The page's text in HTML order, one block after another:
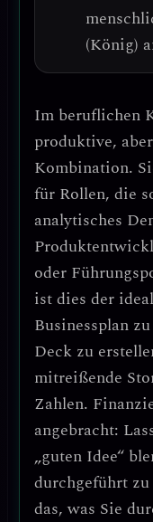
(König)
Im beruflichen
produktive,
Kombination.
für Rollen, die
analytisches
oder
ist dies der
Businessplan
Deck zu
mitreißende
Zahlen.
angebracht:
„guten Idee“
durchgeführt zu
das, was Sie